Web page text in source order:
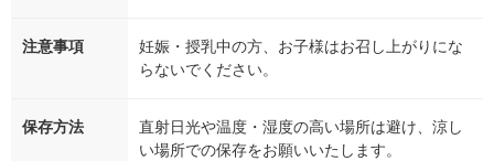
注意事項
妊娠・授乳中の方、お子様はお召し上がりにな
らないでください。
保存方法
直射日光や温度・湿度の高い場所は避け、涼し
い場所での保存をお願いいたします。